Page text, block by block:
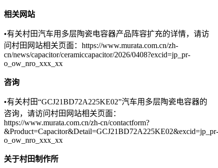
相关网站
•有关村田汽车用多层陶瓷电容器产品阵容扩充的详情，请访
问村田网站相关页面：https://www.murata.com.cn/zh-
cn/news/capacitor/ceramiccapacitor/2026/0408?excid=jp_pr-
o_ow_nro_xxx_xx
咨询
•有关村田“GCJ21BD72A225KE02”汽车用多层陶瓷电容器的
咨询，请访问村田网站相关页面：
https://www.murata.com.cn/zh-cn/contactform?
&Product=Capacitor&Detail=GCJ21BD72A225KE02&excid=jp_pr-
o_ow_nro_xxx_xx
关于村田制作所